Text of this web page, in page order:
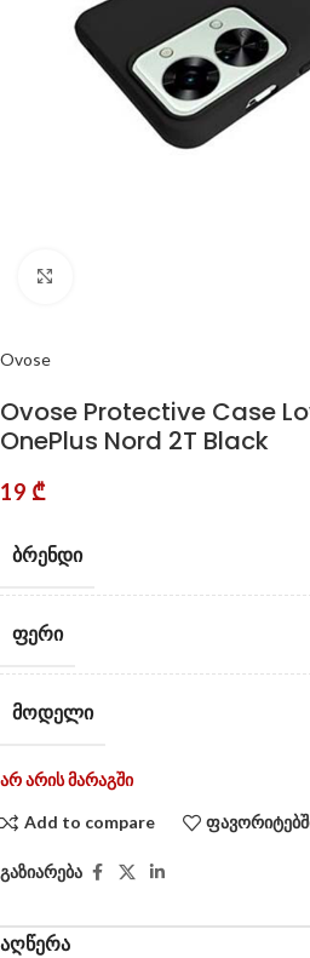
Ovose
Ovose Protective Case
OnePlus Nord 2T Black
19 ₾
ᲑᲠᲔᲜᲓᲘ
ᲤᲔᲠᲘ
ᲛᲝᲓᲔᲚᲘ
არ არის მარაგში
Add to compare
გაზიარება
აღწერა